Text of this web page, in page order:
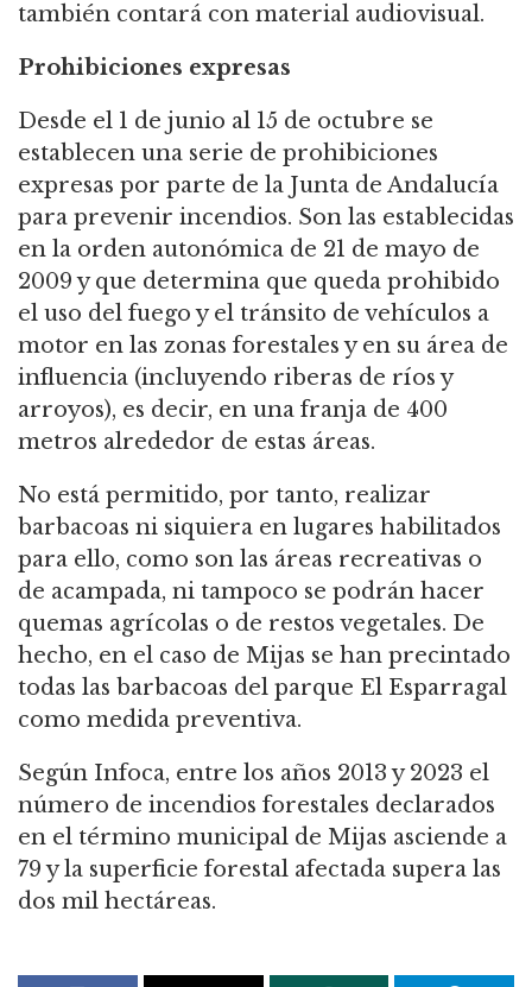
también contará con material audiovisual.
Prohibiciones expresas
Desde el 1 de junio al 15 de octubre se
establecen una serie de prohibiciones
expresas por parte de la Junta de Andalucía
para prevenir incendios. Son las establecidas
en la orden autonómica de 21 de mayo de
2009 y que determina que queda prohibido
el uso del fuego y el tránsito de vehículos a
motor en las zonas forestales y en su área de
influencia (incluyendo riberas de ríos y
arroyos), es decir, en una franja de 400
metros alrededor de estas áreas.
No está permitido, por tanto, realizar
barbacoas ni siquiera en lugares habilitados
para ello, como son las áreas recreativas o
de acampada, ni tampoco se podrán hacer
quemas agrícolas o de restos vegetales. De
hecho, en el caso de Mijas se han precintado
todas las barbacoas del parque El Esparragal
como medida preventiva.
Según Infoca, entre los años 2013 y 2023 el
número de incendios forestales declarados
en el término municipal de Mijas asciende a
79 y la superficie forestal afectada supera las
dos mil hectáreas.